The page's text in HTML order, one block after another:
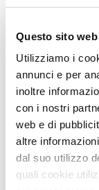
Questo sito
Utilizziamo i
annunci e per
inoltre
con i nostri
web e di
altre
dal suo utilizzo
quali cookie
Hai